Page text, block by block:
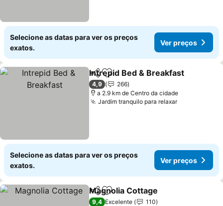
Selecione as datas para ver os preços
exatos.
Ver preços
PartilharAdicionar aos favoritos
Intrepid Bed & Breakfast
4,9
266
a 2.9 km de Centro da cidade
Jardim tranquilo para relaxarVer preços
Selecione as datas para ver os preços
exatos.
Ver preços
PartilharAdicionar aos favoritos
Magnolia Cottage
9,4 Excelente
110